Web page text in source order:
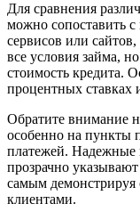
Для сравнения
можно сопоставить
сервисов или
все условия займа,
стоимость кредита.
процентных ставках
Обратите внимание
особенно на пункты
платежей. Надежные
прозрачно
самым демонстрируя
клиентами.